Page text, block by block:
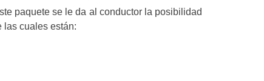
paquete se le da al conductor la posibilidad
las cuales están: